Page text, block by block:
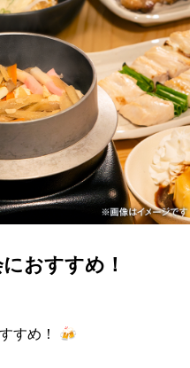
おすすめ！
すめ！ 🍻